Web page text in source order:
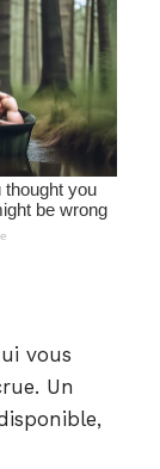
vous
Un